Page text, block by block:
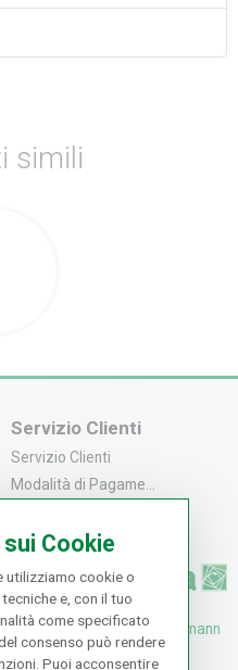
simili
Servizio Clienti
Servizio Clienti
Modalità di Pagame...
Resi e Recessi
UFFICI: V. Senna 44/46, Osmann
oro Sesto F.no (FI)
Cookie
utilizziamo cookie o
e, con il tuo
come specificato
consenso può rendere
Puoi acconsentire